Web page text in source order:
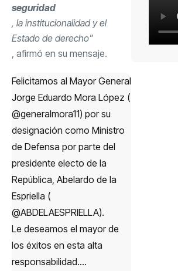
seguridad
, la institucionalidad y el
Estado de derecho"
, afirmó en su mensaje.
Felicitamos al Mayor General
Jorge Eduardo Mora López (
@generalmora11) por su
designación como Ministro
de Defensa por parte del
presidente electo de la
República, Abelardo de la
Espriella (
@ABDELAESPRIELLA).
Le deseamos el mayor de
los éxitos en esta alta
responsabilidad.…